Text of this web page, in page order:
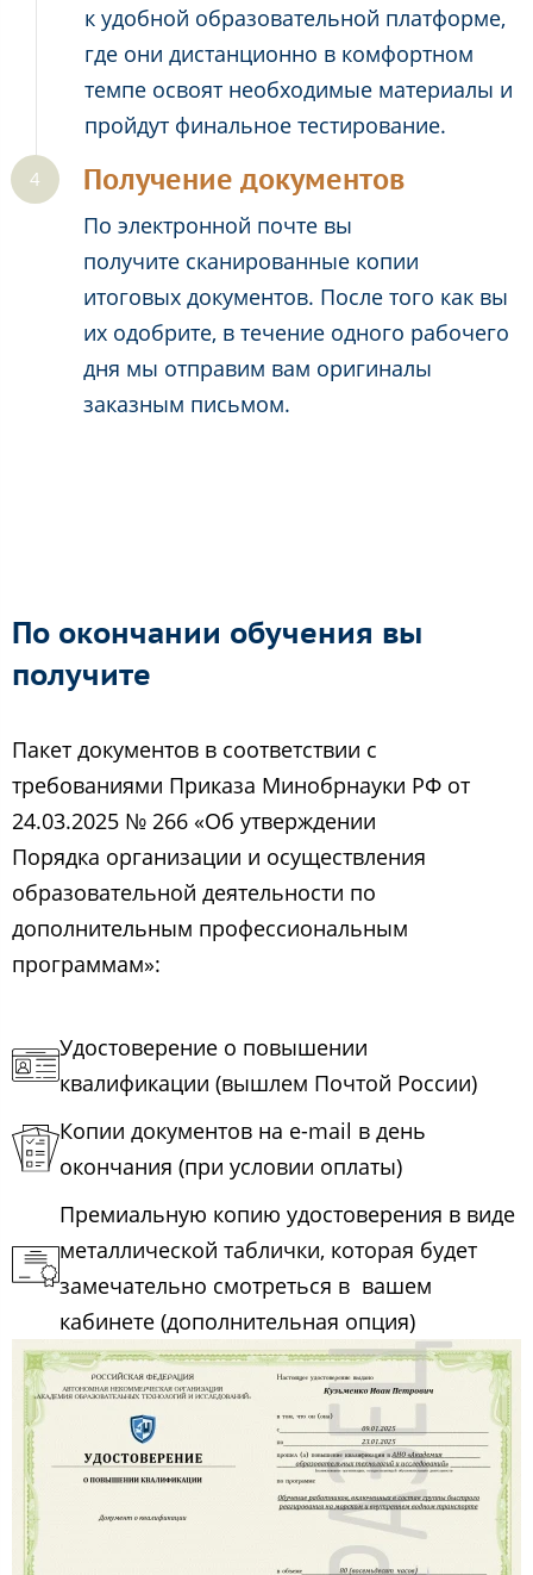
к удобной образовательной платформе,
где они дистанционно в комфортном
темпе освоят необходимые материалы и
пройдут финальное тестирование.
Получение документов
По электронной почте вы
получите сканированные копии
итоговых документов. После того как вы
их одобрите, в течение одного рабочего
дня мы отправим вам оригиналы
заказным письмом.
По окончании обучения вы
получите
Пакет документов в соответствии с
требованиями Приказа Минобрнауки РФ от
24.03.2025 № 266 «Об утверждении
Порядка организации и осуществления
образовательной деятельности по
дополнительным профессиональным
программам»:
Удостоверение о повышении
квалификации (вышлем Почтой России)
Копии документов на e-mail в день
окончания (при условии оплаты)
Премиальную копию удостоверения в виде
металлической таблички, которая будет
замечательно смотреться в вашем
кабинете (дополнительная опция)